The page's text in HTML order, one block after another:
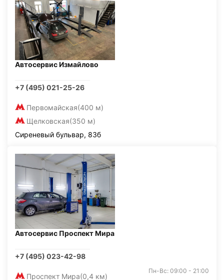
Автосервис Измайлово
+7 (495) 021-25-26
Первомайская(400 м)
Щелковская(350 м)
Сиреневый бульвар, 83б
Автосервис Проспект Мира
+7 (495) 023-42-98
Проспект Мира(0,4 км)
Пн-Вс: 09:00 - 21:00